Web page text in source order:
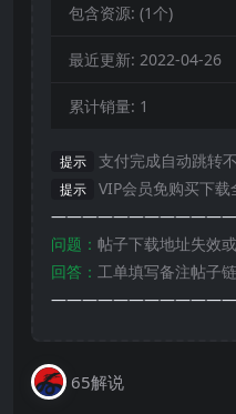
包含资源: (1个)
最近更新: 2022-04-26
累计销量: 1
提示 支付完成自动跳转
提示
VIP会员免购买下
问题： 帖子下载地址失效
回答： 工单填写备注帖子
65解说